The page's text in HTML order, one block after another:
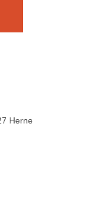
Herne